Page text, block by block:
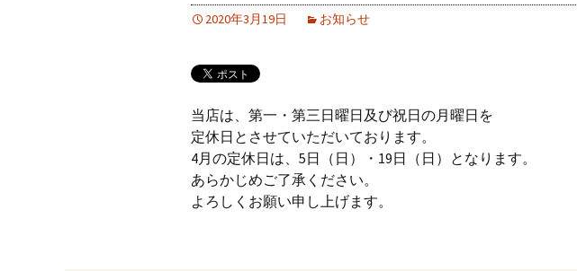
2020年3月19日 お知らせ
当店は、第一・第三日曜日及び祝日の月曜日を
定休日とさせていただいております。
4月の定休日は、5日（日）・19日（日）となります。
あらかじめご了承ください。
よろしくお願い申し上げます。